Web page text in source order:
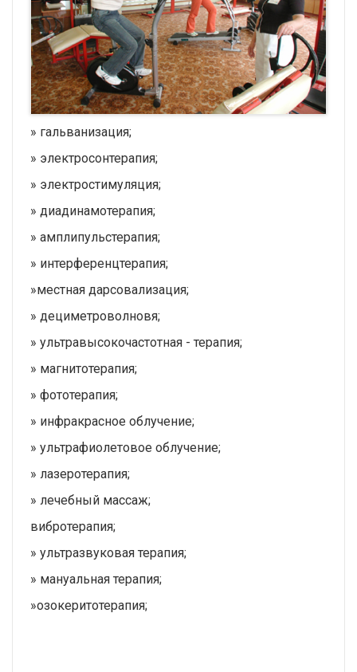
» гальванизация;
» электросонтерапия;
» электростимуляция;
» диадинамотерапия;
» амплипульстерапия;
» интерференцтерапия;
»местная дарсовализация;
» дециметроволновя;
» ультравысокочастотная - терапия;
» магнитотерапия;
» фототерапия;
» инфракрасное облучение;
» ультрафиолетовое облучение;
» лазеротерапия;
» лечебный массаж;
вибротерапия;
» ультразвуковая терапия;
» мануальная терапия;
»озокеритотерапия;